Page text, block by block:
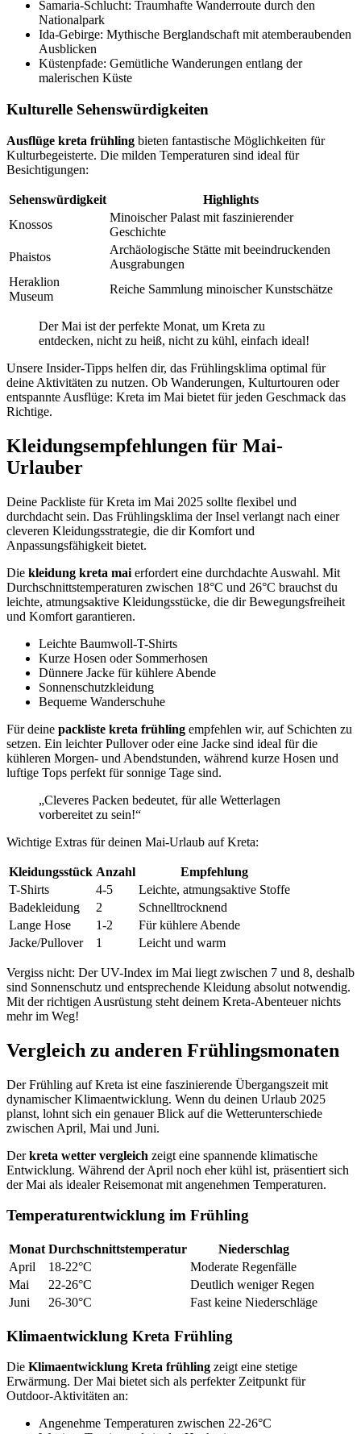
Samaria-Schlucht: Traumhafte Wanderroute durch den
Nationalpark
Ida-Gebirge: Mythische Berglandschaft mit atemberaubenden
Ausblicken
Küstenpfade: Gemütliche Wanderungen entlang der
malerischen Küste
Kulturelle Sehenswürdigkeiten
Ausflüge kreta frühling bieten fantastische Möglichkeiten für
Kulturbegeisterte. Die milden Temperaturen sind ideal für
Besichtigungen:
Sehenswürdigkeit
Highlights
Knossos
Minoischer Palast mit faszinierender
Geschichte
Phaistos
Archäologische Stätte mit beeindruckenden
Ausgrabungen
Heraklion
Museum
Reiche Sammlung minoischer Kunstschätze
Der Mai ist der perfekte Monat, um Kreta zu
entdecken, nicht zu heiß, nicht zu kühl, einfach ideal!
Unsere Insider-Tipps helfen dir, das Frühlingsklima optimal für
deine Aktivitäten zu nutzen. Ob Wanderungen, Kulturtouren oder
entspannte Ausflüge: Kreta im Mai bietet für jeden Geschmack das
Richtige.
Kleidungsempfehlungen für Mai-
Urlauber
Deine Packliste für Kreta im Mai 2025 sollte flexibel und
durchdacht sein. Das Frühlingsklima der Insel verlangt nach einer
cleveren Kleidungsstrategie, die dir Komfort und
Anpassungsfähigkeit bietet.
Die kleidung kreta mai erfordert eine durchdachte Auswahl. Mit
Durchschnittstemperaturen zwischen 18°C und 26°C brauchst du
leichte, atmungsaktive Kleidungsstücke, die dir Bewegungsfreiheit
und Komfort garantieren.
Leichte Baumwoll-T-Shirts
Kurze Hosen oder Sommerhosen
Dünnere Jacke für kühlere Abende
Sonnenschutzkleidung
Bequeme Wanderschuhe
Für deine packliste kreta frühling empfehlen wir, auf Schichten zu
setzen. Ein leichter Pullover oder eine Jacke sind ideal für die
kühleren Morgen- und Abendstunden, während kurze Hosen und
luftige Tops perfekt für sonnige Tage sind.
„Cleveres Packen bedeutet, für alle Wetterlagen
vorbereitet zu sein!“
Wichtige Extras für deinen Mai-Urlaub auf Kreta:
Kleidungsstück Anzahl
Empfehlung
T-Shirts
4-5
Leichte, atmungsaktive Stoffe
Badekleidung
2
Schnelltrocknend
Lange Hose
1-2
Für kühlere Abende
Jacke/Pullover
1 Leicht und warm
Vergiss nicht: Der UV-Index im Mai liegt zwischen 7 und 8, deshalb
sind Sonnenschutz und entsprechende Kleidung absolut notwendig.
Mit der richtigen Ausrüstung steht deinem Kreta-Abenteuer nichts
mehr im Weg!
Vergleich zu anderen Frühlingsmonaten
Der Frühling auf Kreta ist eine faszinierende Übergangszeit mit
dynamischer Klimaentwicklung. Wenn du deinen Urlaub 2025
planst, lohnt sich ein genauer Blick auf die Wetterunterschiede
zwischen April, Mai und Juni.
Derkreta wetter vergleich zeigt eine spannende klimatische
Entwicklung. Während der April noch eher kühl ist, präsentiert sich
der Mai als idealer Reisemonat mit angenehmen Temperaturen.
Temperaturentwicklung im Frühling
Monat Durchschnittstemperatur
Niederschlag
April
18-22°C
Moderate Regenfälle
Mai
22-26°C
Deutlich weniger Regen
Juni
26-30°C Fast keine Niederschläge
Klimaentwicklung Kreta Frühling
Die Klimaentwicklung Kreta frühling zeigt eine stetige
Erwärmung. Der Mai bietet sich als perfekter Zeitpunkt für
Outdoor-Aktivitäten an:
Angenehme Temperaturen zwischen 22-26°C